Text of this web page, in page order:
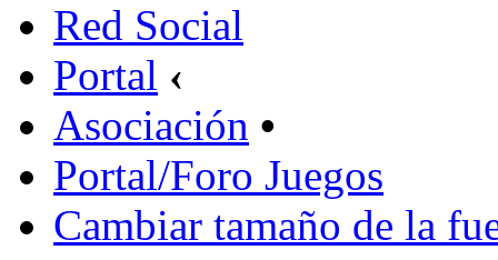
Red Social
Portal ‹
Asociación •
Portal/Foro Juegos
Cambiar tamaño de la